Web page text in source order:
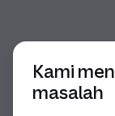
Kami
masalah